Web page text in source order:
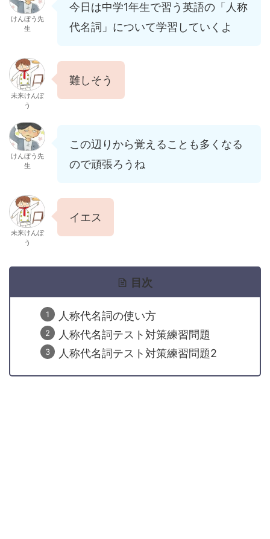
けんぼう先
生
今日は中学1年生で習う英語の「人称
代名詞」について学習していくよ
未来けんぼ
う
難しそう
けんぼう先
生
この辺りから覚えることも多くなる
ので頑張ろうね
未来けんぼ
う
イエス
目次
人称代名詞の使い方
人称代名詞テスト対策練習問題
人称代名詞テスト対策練習問題2